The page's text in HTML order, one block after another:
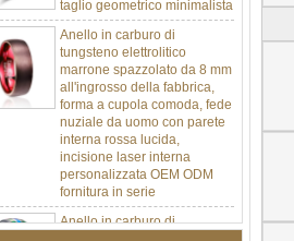
Anello in carburo di
tungsteno elettrolitico
marrone spazzolato da 8 mm
all'ingrosso della fabbrica,
forma a cupola comoda, fede
nuziale da uomo con parete
interna rossa lucida,
incisione laser interna
personalizzata OEM ODM
fornitura in serie
Anello in carburo di
tungsteno argento lucido da